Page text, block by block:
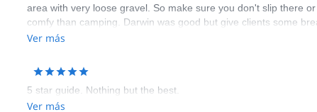
area with very loose gravel. So make sure you don't slip there
comfy than camping. Darwin was good but give clients some
Ver más
5 star guide. Nothing but the best.
Ver más